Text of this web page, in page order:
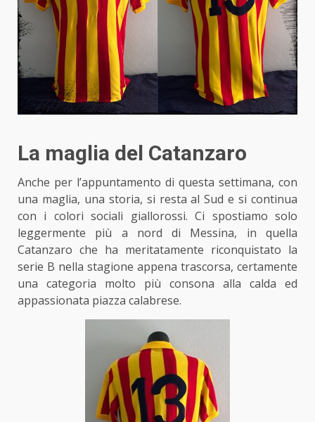
La maglia del Catanzaro
Anche per l’appuntamento di questa settimana, con
una maglia, una storia, si resta al Sud e si continua
con i colori sociali giallorossi. Ci spostiamo solo
leggermente più a nord di Messina, in quella
Catanzaro che ha meritatamente riconquistato la
serie B nella stagione appena trascorsa, certamente
una categoria molto più consona alla calda ed
appassionata piazza calabrese.